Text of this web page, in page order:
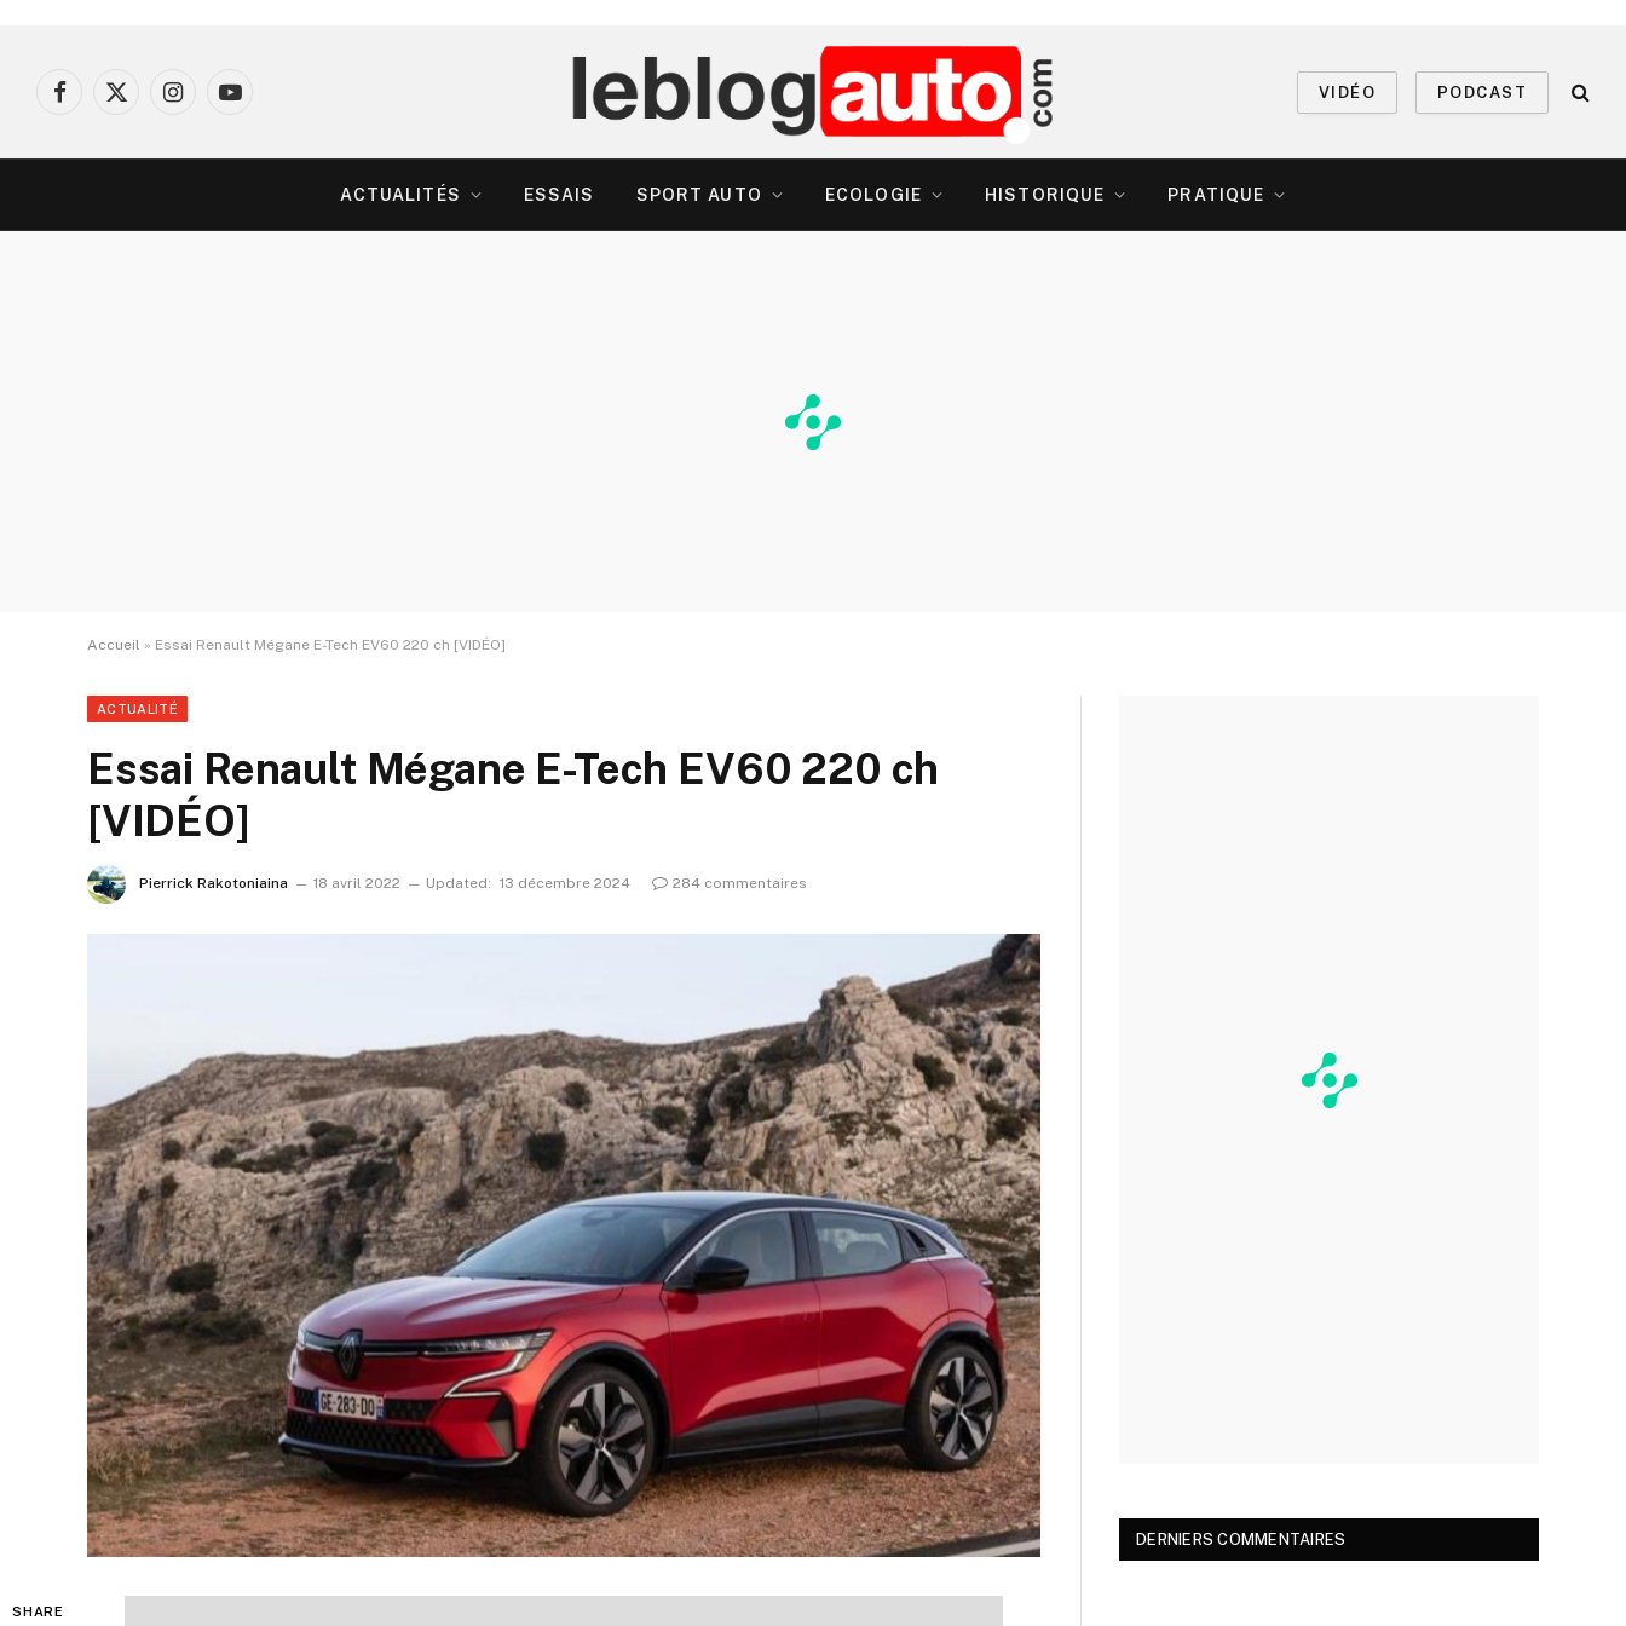
Facebook
X
InstagramYouTube
VIDÉO PODCAST
ACTUALITÉS ESSAIS SPORT AUTO ECOLOGIE HISTORIQUE PRATIQUE
Accueil » Essai Renault Mégane E-Tech EV60 220 ch [VIDÉO]
ACTUALITÉ
Essai Renault Mégane E-Tech EV60 220 ch
[VIDÉO]
Pierrick Rakotoniaina 18 avril 2022 Updated: 13 décembre 2024 284 commentaires
SHARE
DERNIERS COMMENTAIRES